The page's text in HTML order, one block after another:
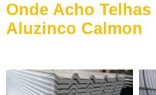
Onde Acho Telhas
Aluzinco Calmon